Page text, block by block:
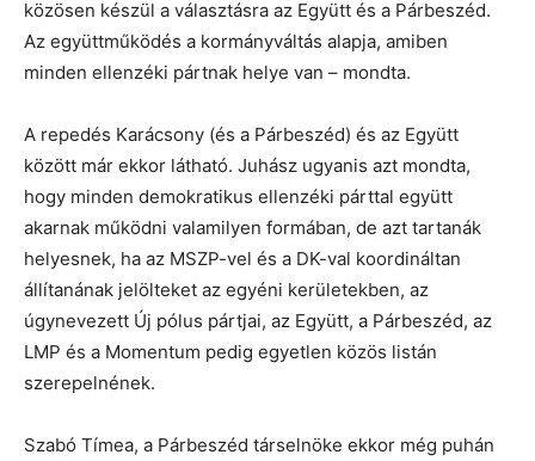
közösen készül a választásra az Együtt és a Párbeszéd.
Az együttműködés a kormányváltás alapja, amiben
minden ellenzéki pártnak helye van – mondta.
A repedés Karácsony (és a Párbeszéd) és az Együtt
között már ekkor látható. Juhász ugyanis azt mondta,
hogy minden demokratikus ellenzéki párttal együtt
akarnak működni valamilyen formában, de azt tartanák
helyesnek, ha az MSZP-vel és a DK-val koordináltan
állítanának jelölteket az egyéni kerületekben, az
úgynevezett Új pólus pártjai, az Együtt, a Párbeszéd, az
LMP és a Momentum pedig egyetlen közös listán
szerepelnének.
Szabó Tímea, a Párbeszéd társelnöke ekkor még puhán